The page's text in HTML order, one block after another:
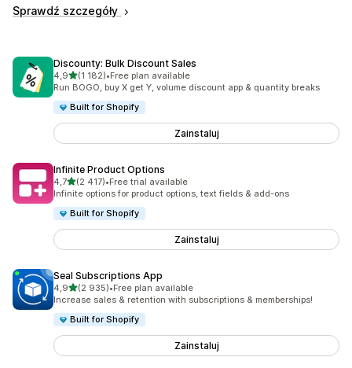
Sprawdź szczegóły
Discounty: Bulk Discount Sales
4,9na 5 gwiazdek
(1 182)
Łączna liczba recenzji: 1182
•Free plan available
Run BOGO, buy X get Y, volume discount app & quantity breaks
Built for Shopify
Zainstaluj
Infinite Product Options
4,7na 5 gwiazdek
(2 417)
Łączna liczba recenzji: 2417
•Free trial available
Infinite options for product options, text fields & add-ons
Built for Shopify
Zainstaluj
Seal Subscriptions App
4,9na 5 gwiazdek
(2 935)
Łączna liczba recenzji: 2935
•Free plan available
Increase sales & retention with subscriptions & memberships!
Built for Shopify
Zainstaluj